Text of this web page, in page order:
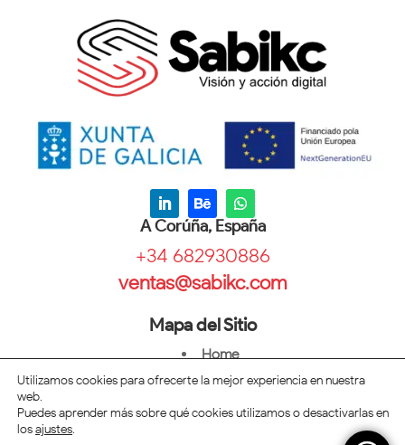
Mapa del Sitio
Home
Diseño
A Corúña, España
+34 682930886
ventas@sabikc.com
Utilizamos cookies para ofrecerte la mejor experiencia en nuestra
web.
Puedes aprender más sobre qué cookies utilizamos o desactivarlas en
losajustes.